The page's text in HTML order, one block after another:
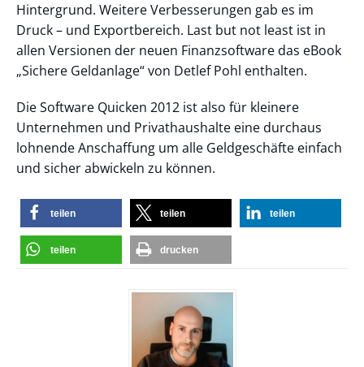
Hintergrund. Weitere Verbesserungen gab es im
Druck – und Exportbereich. Last but not least ist in
allen Versionen der neuen Finanzsoftware das eBook
„Sichere Geldanlage“ von Detlef Pohl enthalten.
Die Software Quicken 2012 ist also für kleinere
Unternehmen und Privathaushalte eine durchaus
lohnende Anschaffung um alle Geldgeschäfte einfach
und sicher abwickeln zu können.
teilen teilen teilen
teilen drucken